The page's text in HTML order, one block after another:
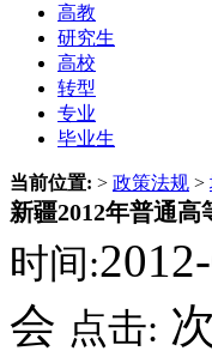
高教
研究生
高校
转型
专业
毕业生
当前位置: > 政策法规 >
新疆2012年普通
时间:
会 点击: 次